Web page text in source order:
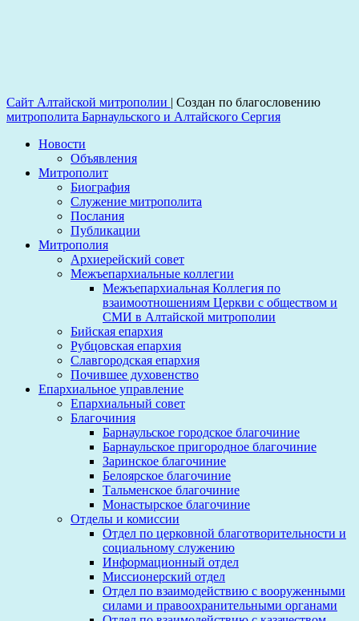
Сайт Алтайской митрополии | Создан по благословению
митрополита Барнаульского и Алтайского Сергия
Новости
Объявления
Митрополит
Биография
Служение митрополита
Послания
Публикации
Митрополия
Архиерейский совет
Межъепархиальные коллегии
Межъепархиальная Коллегия по
взаимоотношениям Церкви с обществом и
СМИ в Алтайской митрополии
Бийская епархия
Рубцовская епархия
Славгородская епархия
Почившее духовенство
Епархиальное управление
Епархиальный совет
Благочиния
Барнаульское городское благочиние
Барнаульское пригородное благочиние
Заринское благочиние
Белоярское благочиние
Тальменское благочиние
Монастырское благочиние
Отделы и комиссии
Отдел по церковной благотворительности и
социальному служению
Информационный отдел
Миссионерский отдел
Отдел по взаимодействию с вооруженными
силами и правоохранительными органами